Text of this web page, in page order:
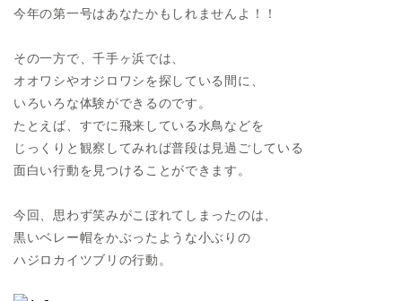
今年の第一号はあなたかもしれませんよ！！
その一方で、千手ヶ浜では、
オオワシやオジロワシを探している間に、
いろいろな体験ができるのです。
たとえば、すでに飛来している水鳥などを
じっくりと観察してみれば普段は見過ごしている
面白い行動を見つけることができます。
今回、思わず笑みがこぼれてしまったのは、
黒いベレー帽をかぶったような小ぶりの
ハジロカイツブリの行動。